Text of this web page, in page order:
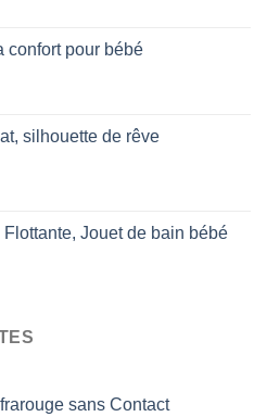
page
:
confort pour bébé
silhouette de rêve
Jouet de bain bébé
sans Contact